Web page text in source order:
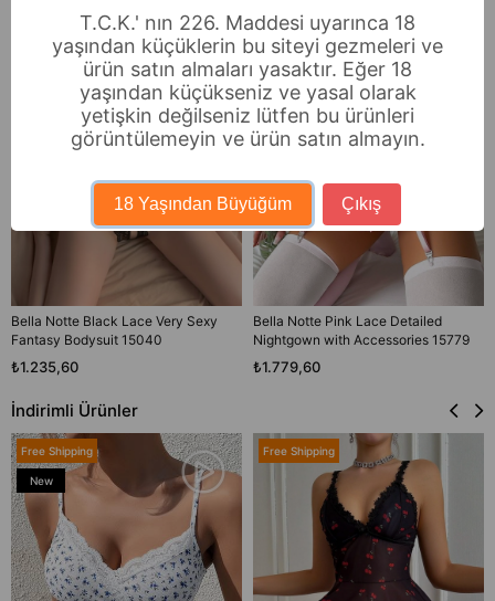
Bella Notte Black Lace Very Sexy
Fantasy Bodysuit 15040
₺1.235,60
Bella Notte Pink Lace Detailed
Nightgown with Accessories 15779
₺1.779,60
İndirimli Ürünler
Free Shipping
New
Free Shipping
T.C.K.' nın 226. Maddesi uyarınca 18
yaşından küçüklerin bu siteyi gezmeleri ve
ürün satın almaları yasaktır. Eğer 18
yaşından küçükseniz ve yasal olarak
yetişkin değilseniz lütfen bu ürünleri
görüntülemeyin ve ürün satın almayın.
18 Yaşından Büyüğüm Çıkış